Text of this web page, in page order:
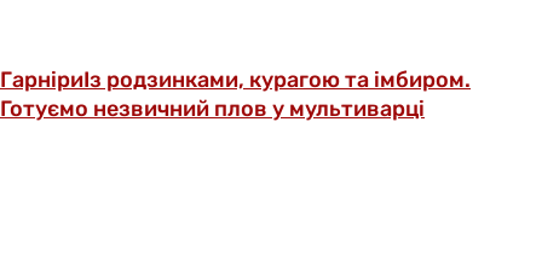
ГарніриІз родзинками, курагою та імбиром.
Готуємо незвичний плов у мультиварці